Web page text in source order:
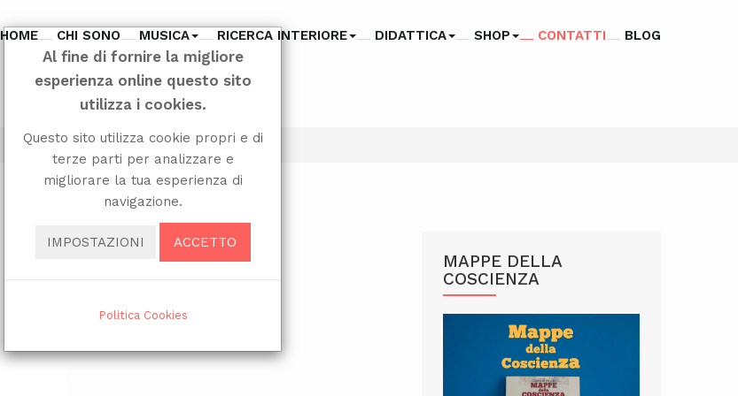
HOME CHI SONO MUSICA RICERCA INTERIORE DIDATTICA SHOP CONTATTI BLOG
MAPPE DELLA
COSCIENZA
Al fine di fornire la migliore
esperienza online questo sito
utilizza i cookies.
Questo sito utilizza cookie propri e di
terze parti per analizzare e
migliorare la tua esperienza di
navigazione.
IMPOSTAZIONI ACCETTO
Politica Cookies